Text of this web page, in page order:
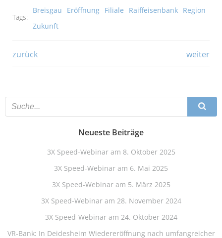
Tags:
Breisgau Eröffnung Filiale Raiffeisenbank Region
Zukunft
Beitragsnavigation
zurück weiter
Neueste Beiträge
3X Speed-Webinar am 8. Oktober 2025
3X Speed-Webinar am 6. Mai 2025
3X Speed-Webinar am 5. März 2025
3X Speed-Webinar am 28. November 2024
3X Speed-Webinar am 24. Oktober 2024
VR-Bank: In Deidesheim Wiedereröffnung nach umfangreicher